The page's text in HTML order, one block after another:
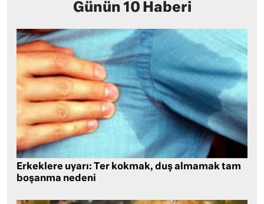
Günün 10 Haberi
Erkeklere uyarı: Ter kokmak, duş almamak tam
boşanma nedeni